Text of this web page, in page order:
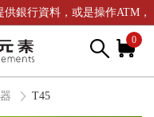
銀行資料，或是操作ATM，
165反詐騙電話查證！ 0
T45